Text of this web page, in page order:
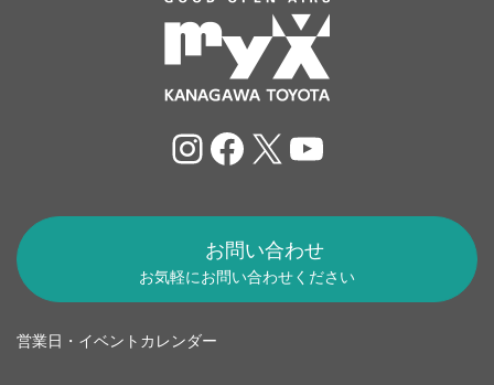
Instagram
Facebook
X YouTube
お問い合わせ
お気軽にお問い合わせください
営業日・イベントカレンダー